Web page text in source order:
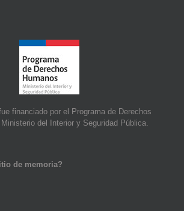
financiado por el Programa de Derechos
del Interior y Seguridad Pública.
de memoria?